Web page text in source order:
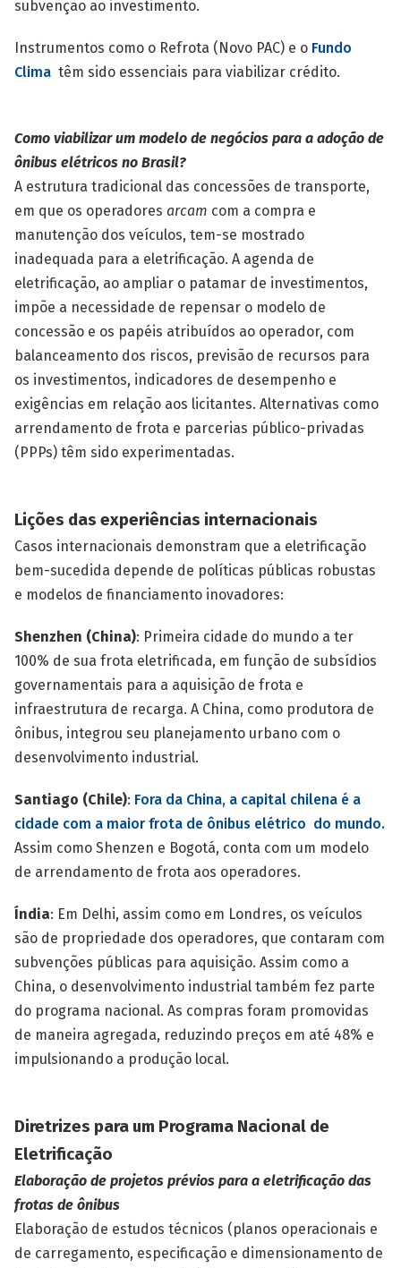
subvenção ao investimento.
Instrumentos como o Refrota (Novo PAC) e o Fundo
Clima têm sido essenciais para viabilizar crédito.
Como viabilizar um modelo de negócios para a adoção de
ônibus elétricos no Brasil?
A estrutura tradicional das concessões de transporte,
em que os operadores arcam com a compra e
manutenção dos veículos, tem-se mostrado
inadequada para a eletrificação. A agenda de
eletrificação, ao ampliar o patamar de investimentos,
impõe a necessidade de repensar o modelo de
concessão e os papéis atribuídos ao operador, com
balanceamento dos riscos, previsão de recursos para
os investimentos, indicadores de desempenho e
exigências em relação aos licitantes. Alternativas como
arrendamento de frota e parcerias público-privadas
(PPPs) têm sido experimentadas.
Lições das experiências internacionais
Casos internacionais demonstram que a eletrificação
bem-sucedida depende de políticas públicas robustas
e modelos de financiamento inovadores:
Shenzhen (China): Primeira cidade do mundo a ter
100% de sua frota eletrificada, em função de subsídios
governamentais para a aquisição de frota e
infraestrutura de recarga. A China, como produtora de
ônibus, integrou seu planejamento urbano com o
desenvolvimento industrial.
Santiago (Chile): Fora da China, a capital chilena é a
cidade com a maior frota de ônibus elétrico do mundo.
Assim como Shenzen e Bogotá, conta com um modelo
de arrendamento de frota aos operadores.
Índia: Em Delhi, assim como em Londres, os veículos
são de propriedade dos operadores, que contaram com
subvenções públicas para aquisição. Assim como a
China, o desenvolvimento industrial também fez parte
do programa nacional. As compras foram promovidas
de maneira agregada, reduzindo preços em até 48% e
impulsionando a produção local.
Diretrizes para um Programa Nacional de
Eletrificação
Elaboração de projetos prévios para a eletrificação das
frotas de ônibus
Elaboração de estudos técnicos (planos operacionais e
de carregamento, especificação e dimensionamento de